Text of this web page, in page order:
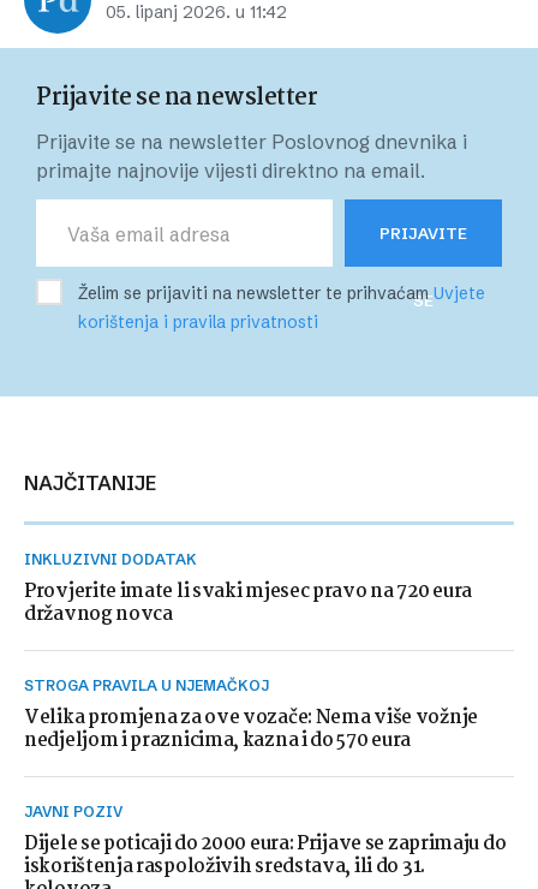
05. lipanj 2026. u 11:42
Prijavite se na newsletter
Prijavite se na newsletter Poslovnog dnevnika i
primajte najnovije vijesti direktno na email.
PRIJAVITE
SE
Želim se prijaviti na newsletter te prihvaćamUvjete
korištenja i pravila privatnosti
NAJČITANIJE
INKLUZIVNI DODATAK
Provjerite imate li svaki mjesec pravo na 720 eura
državnog novca
STROGA PRAVILA U NJEMAČKOJ
Velika promjena za ove vozače: Nema više vožnje
nedjeljom i praznicima, kazna i do 570 eura
JAVNI POZIV
Dijele se poticaji do 2000 eura: Prijave se zaprimaju do
iskorištenja raspoloživih sredstava, ili do 31.